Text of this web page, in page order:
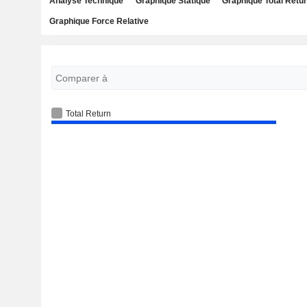
Graphique Force Relative
Total Return